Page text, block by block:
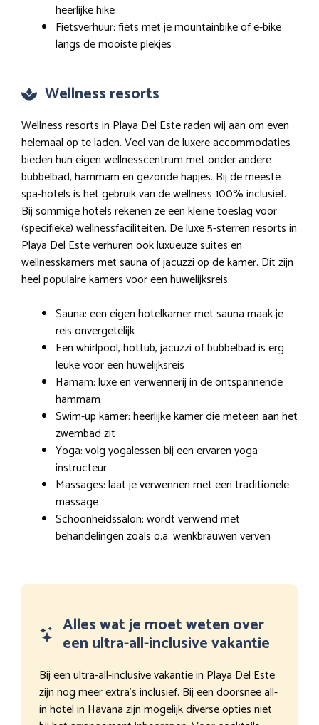
heerlijke hike
Fietsverhuur: fiets met je mountainbike of e-bike
langs de mooiste plekjes
Wellness resorts
Wellness resorts in Playa Del Este raden wij aan om even
helemaal op te laden. Veel van de luxere accommodaties
bieden hun eigen wellnesscentrum met onder andere
bubbelbad, hammam en gezonde hapjes. Bij de meeste
spa-hotels is het gebruik van de wellness 100% inclusief.
Bij sommige hotels rekenen ze een kleine toeslag voor
(specifieke) wellnessfaciliteiten. De luxe 5-sterren resorts in
Playa Del Este verhuren ook luxueuze suites en
wellnesskamers met sauna of jacuzzi op de kamer. Dit zijn
heel populaire kamers voor een huwelijksreis.
Sauna: een eigen hotelkamer met sauna maak je
reis onvergetelijk
Een whirlpool, hottub, jacuzzi of bubbelbad is erg
leuke voor een huwelijksreis
Hamam: luxe en verwennerij in de ontspannende
hammam
Swim-up kamer: heerlijke kamer die meteen aan het
zwembad zit
Yoga: volg yogalessen bij een ervaren yoga
instructeur
Massages: laat je verwennen met een traditionele
massage
Schoonheidssalon: wordt verwend met
behandelingen zoals o.a. wenkbrauwen verven
Alles wat je moet weten over
een ultra-all-inclusive vakantie
Bij een ultra-all-inclusive vakantie in Playa Del Este
zijn nog meer extra’s inclusief. Bij een doorsnee all-
in hotel in Havana zijn mogelijk diverse opties niet